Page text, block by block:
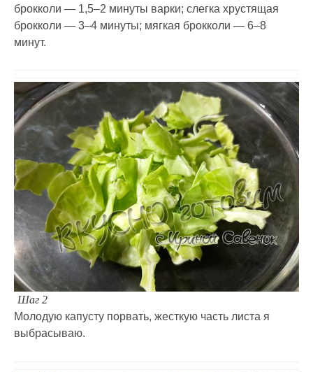
брокколи — 1,5–2 минуты варки; слегка хрустящая
брокколи — 3–4 минуты; мягкая брокколи — 6–8
минут.
Шаг 2
Молодую капусту порвать, жесткую часть листа я
выбрасываю.